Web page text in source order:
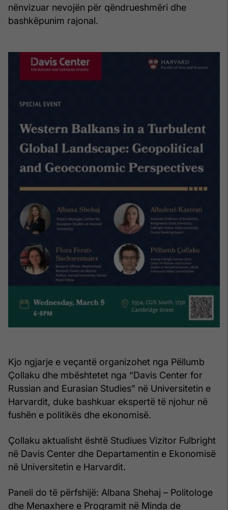
nënvizuar nevojën për qëndrueshmëri dhe
bashkëpunim rajonal.
Kjo ngjarje e veçantë organizohet nga Pëllumb
Çollaku dhe mbështetet nga “Davis Center for
Russian and Eurasian Studies” në Universitetin e
Harvardit, duke bashkuar ekspertë të njohur në
fushën e politikës dhe ekonomisë.
Çollaku aktualisht është Studiues Vizitor Fulbright
në Davis Center dhe Departamentin e Ekonomisë
në Universitetin e Harvardit.
Paneli do të përfshijë: Albana Shehaj – Politologe
dhe Menaxhere e Programit në Minda de